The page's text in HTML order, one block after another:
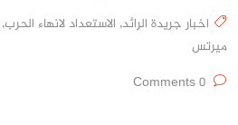
اخبار جريدة الرائد, الاستعداد لانهاء الحرب,
ميرتس